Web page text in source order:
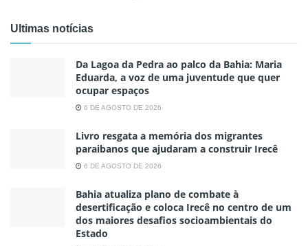
Ultimas notícias
Da Lagoa da Pedra ao palco da Bahia: Maria
Eduarda, a voz de uma juventude que quer
ocupar espaços
6 DE AGOSTO DE 2026
Livro resgata a memória dos migrantes
paraibanos que ajudaram a construir Irecê
6 DE AGOSTO DE 2026
Bahia atualiza plano de combate à
desertificação e coloca Irecê no centro de um
dos maiores desafios socioambientais do
Estado